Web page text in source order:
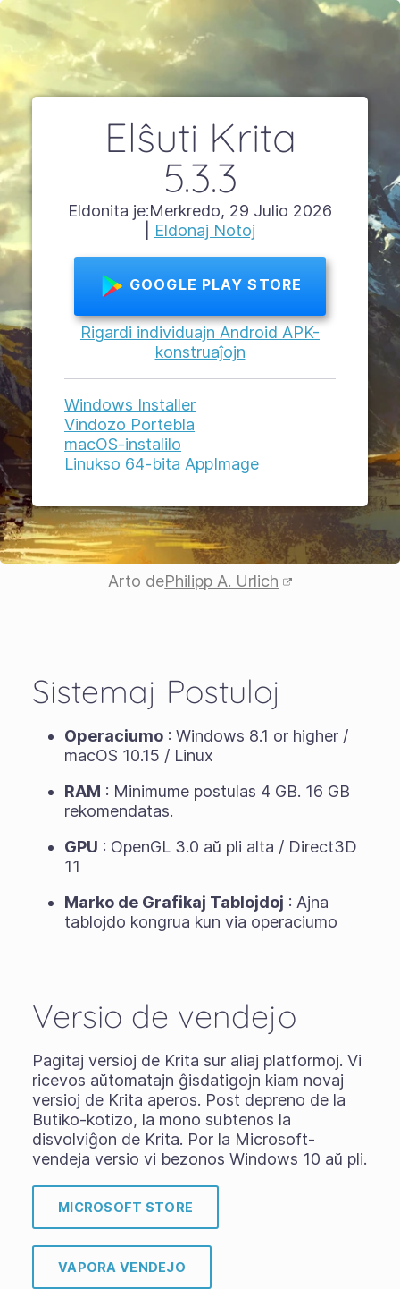
Elŝuti Krita
5.3.3
Eldonita je:Merkredo, 29 Julio 2026
Eldonaj Notoj
GOOGLE PLAY STORE
Rigardi individuajn Android APK-
konstruaĵojn
Windows Installer
Vindozo Portebla
macOS-instalilo
Linukso 64-bita AppImage
Arto dePhilipp A. Urlich
Sistemaj Postuloj
Operaciumo : Windows 8.1 or higher /
macOS 10.15 / Linux
RAM : Minimume postulas 4 GB. 16 GB
rekomendatas.
GPU : OpenGL 3.0 aŭ pli alta / Direct3D
11
Marko de Grafikaj Tablojdoj : Ajna
tablojdo kongrua kun via operaciumo
Versio de vendejo
Pagitaj versioj de Krita sur aliaj platformoj. Vi
ricevos aŭtomatajn ĝisdatigojn kiam novaj
versioj de Krita aperos. Post depreno de la
Butiko-kotizo, la mono subtenos la
disvolviĝon de Krita. Por la Microsoft-
vendeja versio vi bezonos Windows 10 aŭ pli.
MICROSOFT STORE
VAPORA VENDEJO